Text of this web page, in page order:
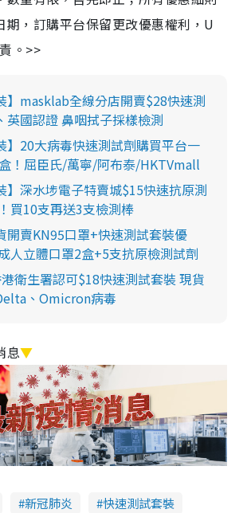
期，訂購平台保留更改優惠權利，U
。>>
】masklab全線分店開賣$28快速測
英國認證 鼻咽拭子採樣檢測
】20大病毒快速測試劑購買平台一
！屈臣氏/萬寧/阿布泰/HKTVmall
】深水埗電子特賣城$15快速抗原測
買10支再送3支檢測棒
開賣KN95口罩+快速測試套裝優
人立體口罩2盒+5支抗原檢測試劑
衛生署認可$18快速測試套裝 現貨
、Omicron病毒
息▼
新冠肺炎
快速測試套裝